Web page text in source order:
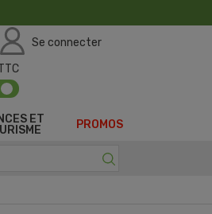
Se connecter
ET
PROMOS